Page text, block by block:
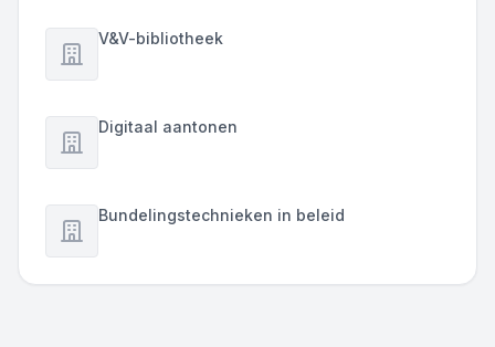
V&V-bibliotheek
Digitaal aantonen
Bundelingstechnieken in beleid